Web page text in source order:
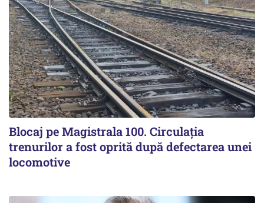
Blocaj pe Magistrala 100. Circulația
trenurilor a fost oprită după defectarea unei
locomotive